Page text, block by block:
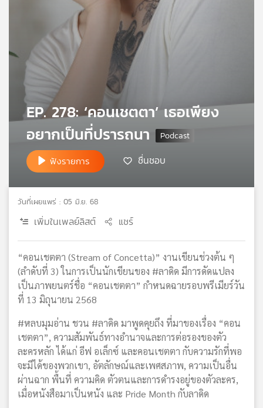
เครือ
ข่าย
ไทย
แผนที่
วิทยุ
EP. 278: ‘คอนเชตตา’ เธอเพียง
อยากเป็นที่ปรารถนา
ฟังรายการ ชื่นชอบ
วันที่เผยแพร่ : 05 มิ.ย. 68
เพิ่มในเพลย์ลิสต์ แชร์
“คอนเชตตา (Stream of Concetta)” งานเขียนช่วงต้น ๆ
(ลำดับที่ 3) ในการเป็นนักเขียนของ #ลาดิด มีการดัดแปลง
เป็นภาพยนตร์ชื่อ “คอนเชตตา” กำหนดฉายรอบพรีเมียร์วัน
ที่ 13 มิถุนายน 2568
#หลบมุมอ่าน ชวน #ลาดิด มาพูดคุยถึง ที่มาของเรื่อง “คอน
เชตตา”, ความสัมพันธ์ทางอำนาจและการต่อรองของตัว
ละครหลัก ได้แก่ อีฟ อเล็กซ์ และคอนเชตตา กับความรักที่พอ
จะมีได้ของพวกเขา, อัตลักษณ์และเพศสภาพ, ความเป็นอื่น
ผ่านฉาก พื้นที่ ความคิด ตัวตนและการดำรงอยู่ของตัวละคร,
เมื่อหนังสือมาเป็นหนัง และ Pride Month กับลาดิด